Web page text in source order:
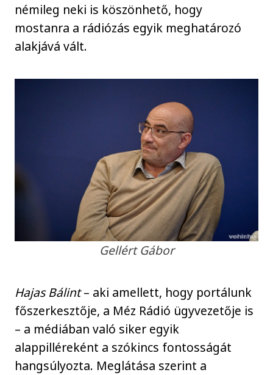
némileg neki is köszönhető, hogy
mostanra a rádiózás egyik meghatározó
alakjává vált.
Gellért Gábor
Hajas Bálint– aki amellett, hogy portálunk
főszerkesztője, a Méz Rádió ügyvezetője is
– a médiában való siker egyik
alappilléreként a szókincs fontosságát
hangsúlyozta. Meglátása szerint a